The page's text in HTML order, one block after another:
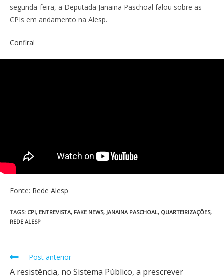
segunda-feira, a Deputada Janaina Paschoal falou sobre as
CPIs em andamento na Alesp.
Confira!
Fonte: Rede Alesp
TAGS: CPI, ENTREVISTA, FAKE NEWS, JANAINA PASCHOAL, QUARTEIRIZAÇÕES,
REDE ALESP
Post anterior
A resistência, no Sistema Público, a prescrever